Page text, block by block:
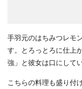
手羽元のはちみつレモ
す。とろっとろに仕上
強」と彼女は口にしてい
こちらの料理も盛り付